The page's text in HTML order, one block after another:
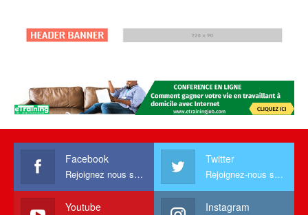
Facebook
Rejoignez nous sur facebook
Twitter
Rejoignez-nous sur Twitter
Youtube Instagram